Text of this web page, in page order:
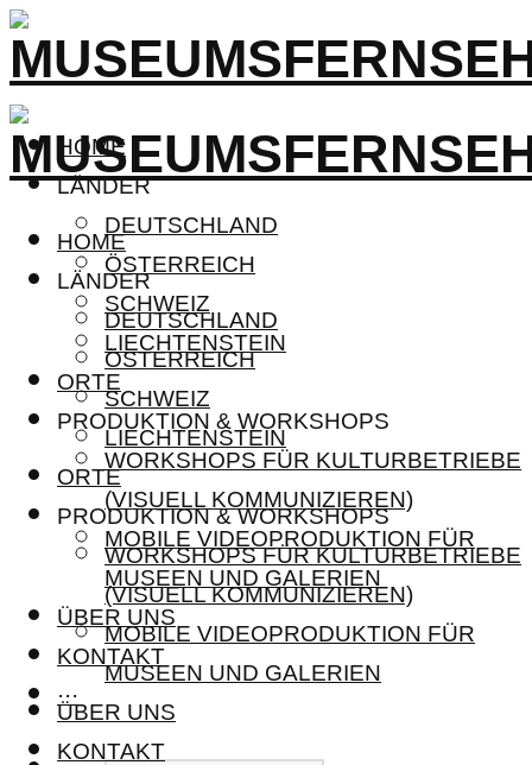
HOME
LÄNDER
DEUTSCHLAND
ÖSTERREICH
SCHWEIZ
LIECHTENSTEIN
ORTE
PRODUKTION & WORKSHOPS
WORKSHOPS FÜR KULTURBETRIEBE
(VISUELL KOMMUNIZIEREN)
MOBILE VIDEOPRODUKTION FÜR
MUSEEN UND GALERIEN
ÜBER UNS
KONTAKT
···
HOME
LÄNDER
DEUTSCHLAND
ÖSTERREICH
SCHWEIZ
LIECHTENSTEIN
ORTE
PRODUKTION & WORKSHOPS
WORKSHOPS FÜR KULTURBETRIEBE
(VISUELL KOMMUNIZIEREN)
MOBILE VIDEOPRODUKTION FÜR
MUSEEN UND GALERIEN
ÜBER UNS
KONTAKT